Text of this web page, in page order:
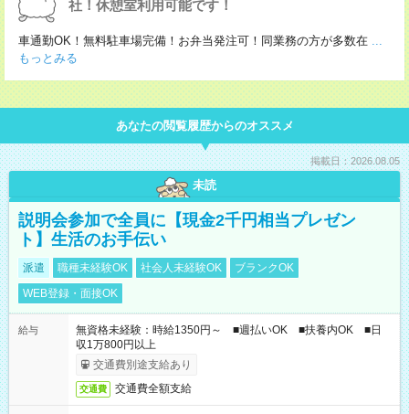
社！休憩室利用可能です！
車通勤OK！無料駐車場完備！お弁当発注可！同業務の方が多数在 ...
もっとみる
あなたの閲覧履歴からのオススメ
掲載日：2026.08.05
未読
説明会参加で全員に【現金2千円相当プレゼン
ト】生活のお手伝い
派遣 職種未経験OK 社会人未経験OK
ブランクOK
WEB登録・面接OK
給与
無資格未経験：時給1350円～ ■週払いOK ■扶養内OK ■日
収1万800円以上
交通費別途支給あり
交通費 交通費全額支給